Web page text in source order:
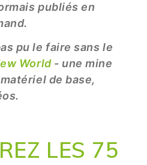
publiés en
pu le faire sans le
World- une mine
de base,
LES 75